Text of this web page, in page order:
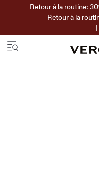
Retour à la routine:
Retour à la